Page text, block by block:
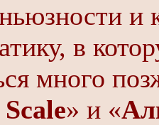
и
в
много
» и «